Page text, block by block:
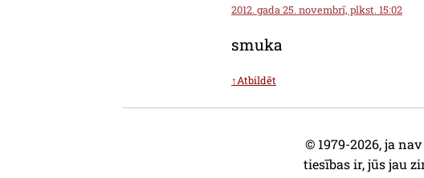
2012. gada 25. novembrī, plkst. 15:02
smuka
↑Atbildēt
© 1979-2026, ja
tiesības ir, jūs jau